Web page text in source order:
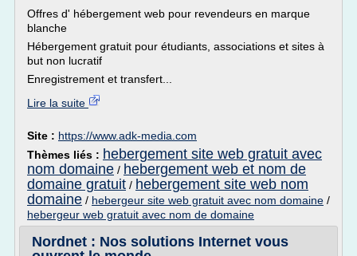
Offres d' hébergement web pour revendeurs en marque
blanche
Hébergement gratuit pour étudiants, associations et sites à
but non lucratif
Enregistrement et transfert...
Lire la suite
Site : https://www.adk-media.com
Thèmes liés : hebergement site web gratuit avec
nom domaine / hebergement web et nom de
domaine gratuit / hebergement site web nom
domaine / hebergeur site web gratuit avec nom domaine /
hebergeur web gratuit avec nom de domaine
Nordnet : Nos solutions Internet vous